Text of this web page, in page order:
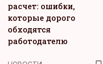
расчет: ошибки,
которые дорого
обходятся
работодателю